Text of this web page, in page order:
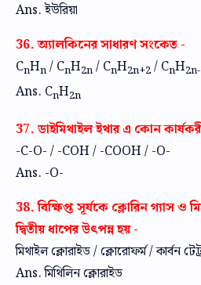
Ans. ইউরিয়া
36. অ্যালকিনের সাধারণ সংকেত -
CnHn/ CnH2n/ CnH2n+2/ CnH
Ans. CnH2n
37. ডাইমিথাইল ইথার এ কোন
-C-O- / -COH / -COOH / -O-
Ans. -O-
38. বিক্ষিপ্ত সূর্যকে ক্লোরিন গ্যাস ও
দ্বিতীয় ধাপের উৎপন্ন হয় -
মিথাইল ক্লোরাইড / ক্লোরোফর্ম / কার্বন
Ans. মিথিলিন ক্লোরাইড